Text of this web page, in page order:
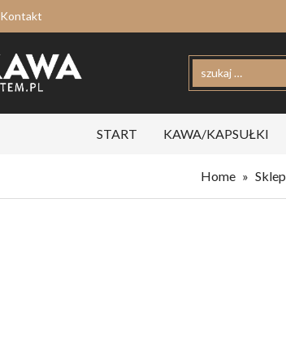
Kontakt
START KAWA/KAPSUŁKI
Home » Sklep